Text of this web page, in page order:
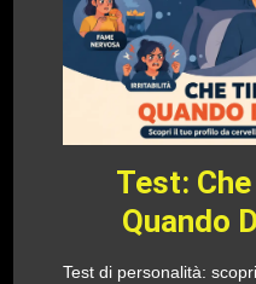
Test:
Quando
Test di personalità: